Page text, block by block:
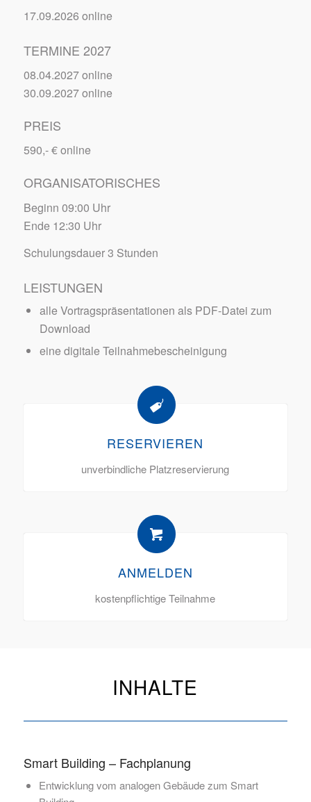
17.09.2026 online
TERMINE 2027
08.04.2027 online
30.09.2027 online
PREIS
590,- € online
ORGANISATORISCHES
Beginn 09:00 Uhr
Ende 12:30 Uhr
Schulungsdauer 3 Stunden
LEISTUNGEN
alle Vortragspräsentationen als PDF-Datei zum
Download
eine digitale Teilnahmebescheinigung
RESERVIEREN
unverbindliche Platzreservierung
ANMELDEN
kostenpflichtige Teilnahme
INHALTE
Smart Building – Fachplanung
Entwicklung vom analogen Gebäude zum Smart